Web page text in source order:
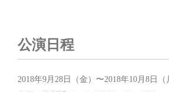
公演日程
2018年9月28日（金）〜2018年10月8日（